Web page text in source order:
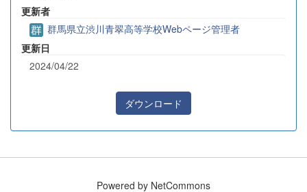
更新者
群馬県立渋川青翠高等学校Webページ管理者
更新日
2024/04/22
ダウンロード
Powered by NetCommons